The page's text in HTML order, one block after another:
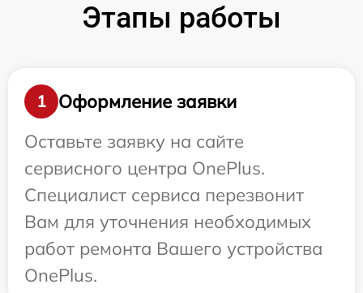
Этапы работы
1
Оформление заявки
Оставьте заявку на сайте
сервисного центра OnePlus.
Специалист сервиса перезвонит
Вам для уточнения необходимых
работ ремонта Вашего устройства
OnePlus.